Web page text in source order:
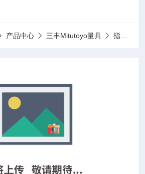
产品中心 三丰Mitutoyo量具 指示表